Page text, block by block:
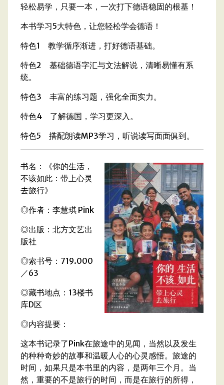
轻松易学，只要一本，一次打下德语稳固的根基！
本书学习5大特色，让您轻松学会德语！
特色1 教学循序渐进，打好德语基础。
特色2 基础德语字汇与文法解说，清晰易懂有系
统。
特色3 丰富的练习题，强化全面实力。
特色4 了解德国，学习更深入。
特色5 搭配朗读MP3学习，听说读写面面俱到。
书名：《你的生活，
不该如此：带上心灵
去旅行》
◎作者：李慧琪 Pink
◎出版：北方文艺出
版社
◎索书号：719.000
／63
◎藏书地点：13楼书
库D区
◎内容提要：
这本书记录了Pink在旅途中的见闻，当然以及发生
的种种奇妙的故事和温暖人心的心灵感悟。旅途的
时间，如果只是本书里的内容，是两年三个月。当
然，重要的不是旅行的时间，而是在旅行的所得，